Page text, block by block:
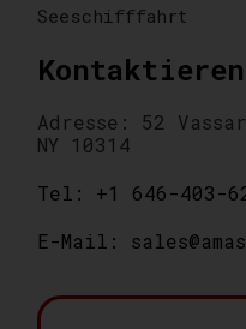
Seeschifffahrt
Adresse: 52
NY 10314
Tel: +1 646-403-
E-Mail: